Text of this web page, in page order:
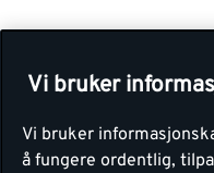
Vi bruker
Vi bruker
å fungere ordentlig,